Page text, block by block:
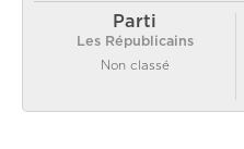
Parti
Les Républicains
Non classé